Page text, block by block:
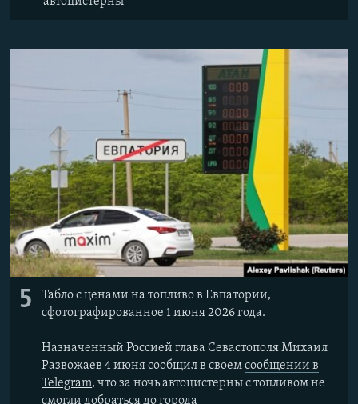
5
Табло с ценами на топливо в Евпатории,
сфотографированное 1 июня 2026 года.
Назначенный Россией глава Севастополя Михаил
Развожаев 4 июня сообщил в своемсообщении в
Telegram, что за ночь автоцистерны с топливом не
смогли добраться до города